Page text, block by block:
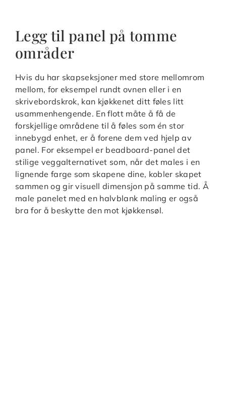
Legg til panel på tomme
områder
Hvis du har skapseksjoner med store mellomrom
mellom, for eksempel rundt ovnen eller i en
skrivebordskrok, kan kjøkkenet ditt føles litt
usammenhengende. En flott måte å få de
forskjellige områdene til å føles som én stor
innebygd enhet, er å forene dem ved hjelp av
panel. For eksempel er beadboard-panel det
stilige veggalternativet som, når det males i en
lignende farge som skapene dine, kobler skapet
sammen og gir visuell dimensjon på samme tid. Å
male panelet med en halvblank maling er også
bra for å beskytte den mot kjøkkensøl.